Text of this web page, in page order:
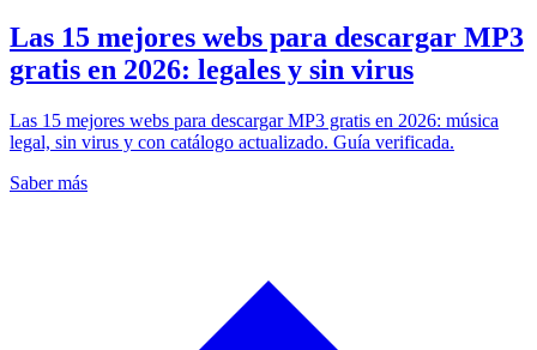
Las 15 mejores webs para descargar MP3
gratis en 2026: legales y sin virus
Las 15 mejores webs para descargar MP3 gratis en 2026: música
legal, sin virus y con catálogo actualizado. Guía verificada.
Saber más